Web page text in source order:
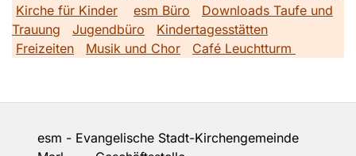
Kirche für Kinder
esm Büro
Downloads Taufe und
Trauung
Jugendbüro
Kindertagesstätten
Freizeiten
Musik und Chor Café Leuchtturm
esm - Evangelische Stadt-Kirchengemeinde